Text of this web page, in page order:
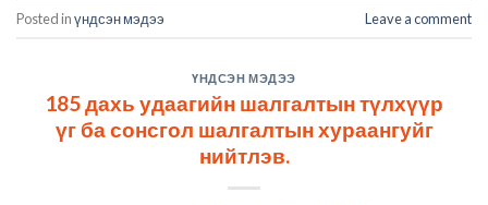
Posted inүндсэн мэдээ Leave a comment
ҮНДСЭН МЭДЭЭ
185 дахь удаагийн шалгалтын түлхүүр
үг ба сонсгол шалгалтын хураангуйг
нийтлэв.